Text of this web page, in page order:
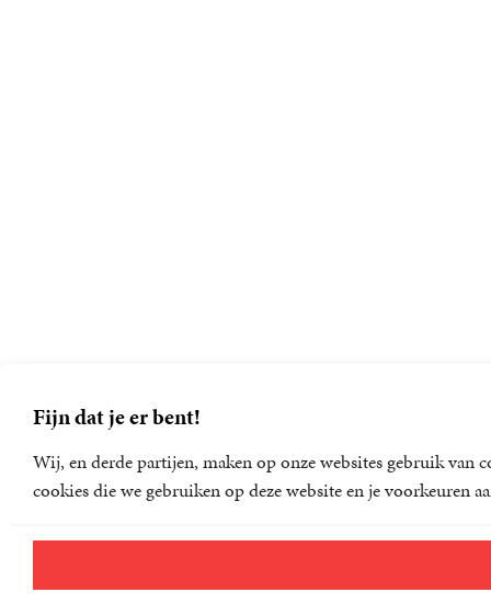
Fijn dat je er bent!
Wij, en derde partijen, maken op onze websites gebruik van
cookies die we gebruiken op deze website en je voorkeuren